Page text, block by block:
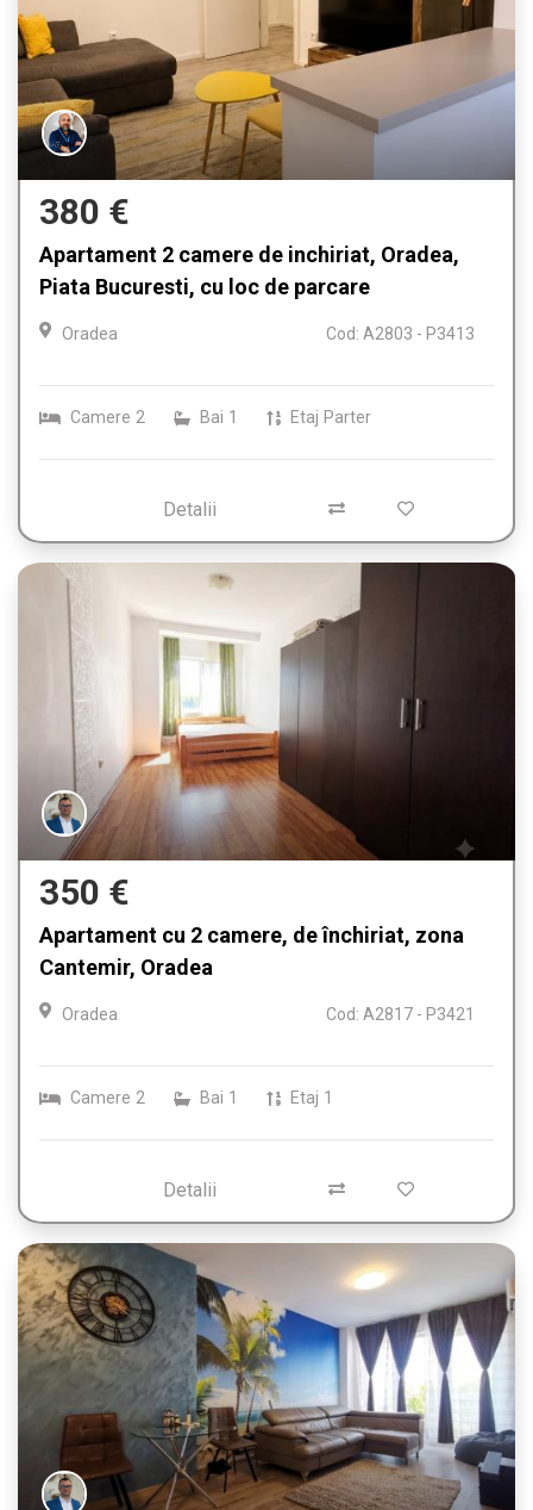
380 €
Apartament 2 camere de inchiriat, Oradea,
Piata Bucuresti, cu loc de parcare
Oradea Cod: A2803 - P3413
Camere 2 Bai 1 Etaj Parter
Detalii
350 €
Apartament cu 2 camere, de închiriat, zona
Cantemir, Oradea
Oradea Cod: A2817 - P3421
Camere 2 Bai 1 Etaj 1
Detalii